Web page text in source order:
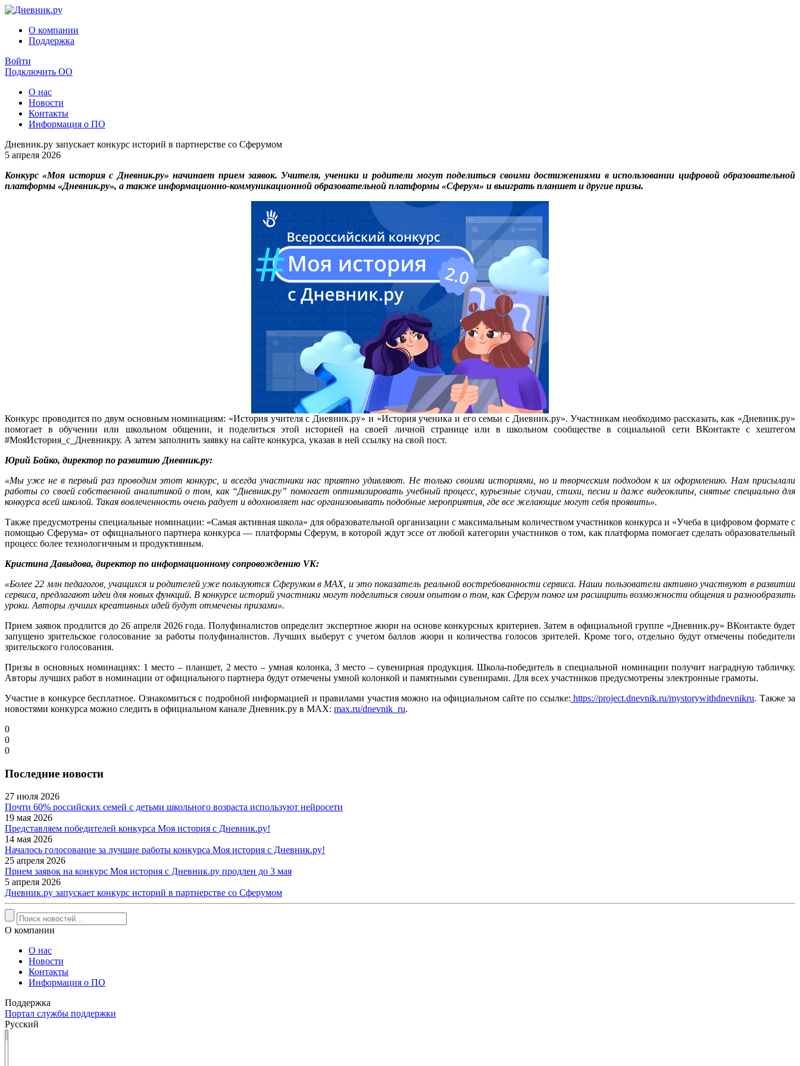
О компании
Поддержка
Войти
Подключить ОО
О нас
Новости
Контакты
Информация о ПО
Дневник.ру запускает конкурс историй в партнерстве со Сферумом
5 апреля 2026
Конкурс «Моя история с Дневник.ру» начинает прием заявок. Учителя, ученики и родители могут поделиться своими достижениями в использовании цифровой образовательной
платформы «Дневник.ру», а также информационно-коммуникационной образовательной платформы «Сферум» и выиграть планшет и другие призы.
Конкурс проводится по двум основным номинациям: «История учителя с Дневник.ру» и «История ученика и его семьи с Дневник.ру». Участникам необходимо рассказать, как «Дневник.ру»
помогает в обучении или школьном общении, и поделиться этой историей на своей личной странице или в школьном сообществе в социальной сети ВКонтакте с хештегом
#МояИстория_с_Дневникру. А затем заполнить заявку на сайте конкурса, указав в ней ссылку на свой пост.
Юрий Бойко, директор по развитию Дневник.ру:
«Мы уже не в первый раз проводим этот конкурс, и всегда участники нас приятно удивляют. Не только своими историями, но и творческим подходом к их оформлению. Нам присылали
работы со своей собственной аналитикой о том, как “Дневник.ру” помогает оптимизировать учебный процесс, курьезные случаи, стихи, песни и даже видеоклипы, снятые специально для
конкурса всей школой. Такая вовлеченность очень радует и вдохновляет нас организовывать подобные мероприятия, где все желающие могут себя проявить».
Также предусмотрены специальные номинации: «Самая активная школа» для образовательной организации с максимальным количеством участников конкурса и «Учеба в цифровом формате с
помощью Сферума» от официального партнера конкурса — платформы Сферум, в которой ждут эссе от любой категории участников о том, как платформа помогает сделать образовательный
процесс более технологичным и продуктивным.
Кристина Давыдова, директор по информационному сопровождению VK:
«Более 22 млн педагогов, учащихся и родителей уже пользуются Сферумом в МАХ, и это показатель реальной востребованности сервиса. Наши пользователи активно участвуют в развитии
сервиса, предлагают идеи для новых функций. В конкурсе историй участники могут поделиться своим опытом о том, как Сферум помог им расширить возможности общения и разнообразить
уроки. Авторы лучших креативных идей будут отмечены призами».
Прием заявок продлится до 26 апреля 2026 года. Полуфиналистов определит экспертное жюри на основе конкурсных критериев. Затем в официальной группе «Дневник.ру» ВКонтакте будет
запущено зрительское голосование за работы полуфиналистов. Лучших выберут с учетом баллов жюри и количества голосов зрителей. Кроме того, отдельно будут отмечены победители
зрительского голосования.
Призы в основных номинациях: 1 место – планшет, 2 место – умная колонка, 3 место – сувенирная продукция. Школа-победитель в специальной номинации получит наградную табличку.
Авторы лучших работ в номинации от официального партнера будут отмечены умной колонкой и памятными сувенирами. Для всех участников предусмотрены электронные грамоты.
Участие в конкурсе бесплатное. Ознакомиться с подробной информацией и правилами участия можно на официальном сайте по ссылке: https://project.dnevnik.ru/mystorywithdnevnikru. Также за
новостями конкурса можно следить в официальном канале Дневник.ру в MAX: max.ru/dnevnik_ru.
0
0
0
Последние новости
27 июля 2026
Почти 60% российских семей с детьми школьного возраста используют нейросети
19 мая 2026
Представляем победителей конкурса Моя история с Дневник.ру!
14 мая 2026
Началось голосование за лучшие работы конкурса Моя история с Дневник.ру!
25 апреля 2026
Прием заявок на конкурс Моя история с Дневник.ру продлен до 3 мая
5 апреля 2026
Дневник.ру запускает конкурс историй в партнерстве со Сферумом
О компании
О нас
Новости
Контакты
Информация о ПО
Поддержка
Портал службы поддержки
Русский